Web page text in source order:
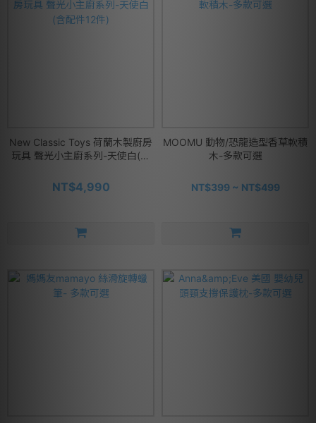
New Classic Toys 荷蘭木製廚房
玩具 聲光小主廚系列-天使白(含
NT$4,990
MOOMU 動物/恐龍造型香草軟積
木-多款可選
NT$399 ~ NT$499